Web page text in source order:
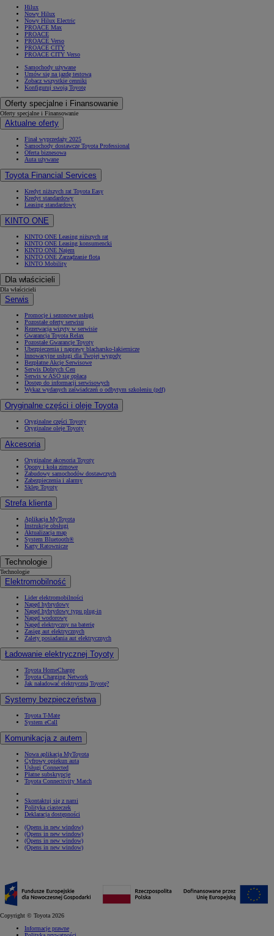
Hilux
Nowy Hilux
Nowy Hilux Electric
PROACE Max
PROACE
PROACE Verso
PROACE CITY
PROACE CITY Verso
Samochody używane
Umów się na jazdę testową
Zobacz wszystkie cenniki
Konfiguruj swoją Toyotę
Oferty specjalne i Finansowanie
Oferty specjalne i Finansowanie
Aktualne oferty
Finał wyprzedaży 2025
Samochody dostawcze Toyota Professional
Oferta biznesowa
Auta używane
Toyota Financial Services
Kredyt niższych rat Toyota Easy
Kredyt standardowy
Leasing standardowy
KINTO ONE
KINTO ONE Leasing niższych rat
KINTO ONE Leasing konsumencki
KINTO ONE Najem
KINTO ONE Zarządzanie flotą
KINTO Mobility
Dla właścicieli
Dla właścicieli
Serwis
Promocje i sezonowe usługi
Pozostałe oferty serwisu
Rezerwacja wizyty w serwisie
Gwarancja Toyota Relax
Pozostałe Gwarancje Toyoty
Ubezpieczenia i naprawy blacharsko-lakiernicze
Innowacyjne usługi dla Twojej wygody
Bezpłatne Akcje Serwisowe
Serwis Dobrych Cen
Serwis w ASO się opłaca
Dostęp do informacji serwisowych
Wykaz wydanych zaświadczeń o odbytym szkoleniu (pdf)
Oryginalne części i oleje Toyota
Oryginalne części Toyoty
Oryginalne oleje Toyoty
Akcesoria
Oryginalne akcesoria Toyoty
Opony i koła zimowe
Zabudowy samochodów dostawczych
Zabezpieczenia i alarmy
Sklep Toyoty
Strefa klienta
Aplikacja MyToyota
Instrukcje obsługi
Aktualizacja map
System Bluetooth®
Karty Ratownicze
Technologie
Technologie
Elektromobilność
Lider elektromobilności
Napęd hybrydowy
Napęd hybrydowy typu plug-in
Napęd wodorowy
Napęd elektryczny na baterię
Zasięg aut elektrycznych
Zalety posiadania aut elektrycznych
Ładowanie elektrycznej Toyoty
Toyota HomeCharge
Toyota Charging Network
Jak naładować elektryczną Toyotę?
Systemy bezpieczeństwa
Toyota T-Mate
System eCall
Komunikacja z autem
Nowa aplikacja MyToyota
Cyfrowy opiekun auta
Usługi Connected
Płatne subskrypcje
Toyota Connectivity Match
Skontaktuj się z nami
Polityka ciasteczek
Deklaracja dostępności
(Opens in new window)
(Opens in new window)
(Opens in new window)
(Opens in new window)
Copyright © Toyota 2026
Informacje prawne